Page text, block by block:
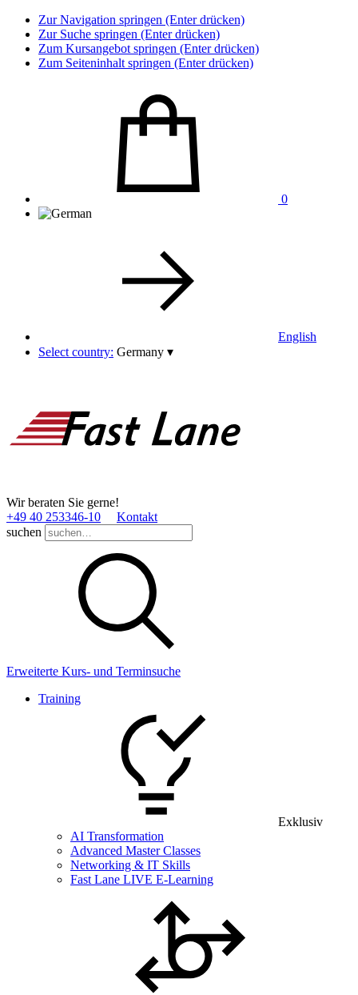
Zur Navigation springen (Enter drücken)
Zur Suche springen (Enter drücken)
Zum Kursangebot springen (Enter drücken)
Zum Seiteninhalt springen (Enter drücken)
0
English
Select country: Germany ▾
Wir beraten Sie gerne!
+49 40 253346­-10
Kontakt
suchen
Erweiterte Kurs- und Terminsuche
Training
Exklusiv
AI Transformation
Advanced Master Classes
Networking & IT Skills
Fast Lane LIVE E-Learning